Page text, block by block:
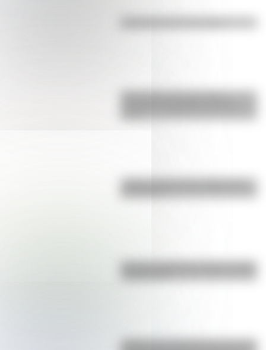
Efemérides: tres cosas que
¿Sabías cómo fue la infancia de
Bandera de Bolivia: historia, origen
¿Sabías que Argentina tuvo la torre